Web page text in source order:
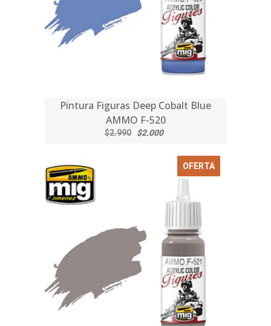
Pintura Figuras Deep Cobalt Blue
AMMO F-520
$2.990 $2.000
OFERTA